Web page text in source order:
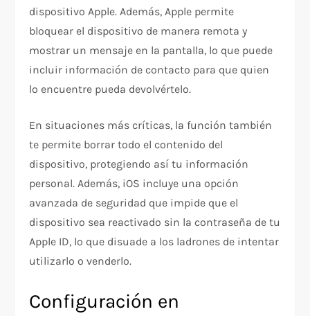
dispositivo Apple. Además, Apple permite
bloquear el dispositivo de manera remota y
mostrar un mensaje en la pantalla, lo que puede
incluir información de contacto para que quien
lo encuentre pueda devolvértelo.
En situaciones más críticas, la función también
te permite borrar todo el contenido del
dispositivo, protegiendo así tu información
personal. Además, iOS incluye una opción
avanzada de seguridad que impide que el
dispositivo sea reactivado sin la contraseña de tu
Apple ID, lo que disuade a los ladrones de intentar
utilizarlo o venderlo.
Configuración en